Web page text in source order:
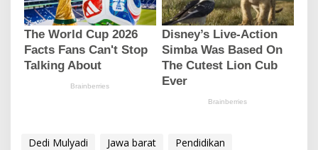
Dedi Mulyadi Jawa barat
Pendidikan